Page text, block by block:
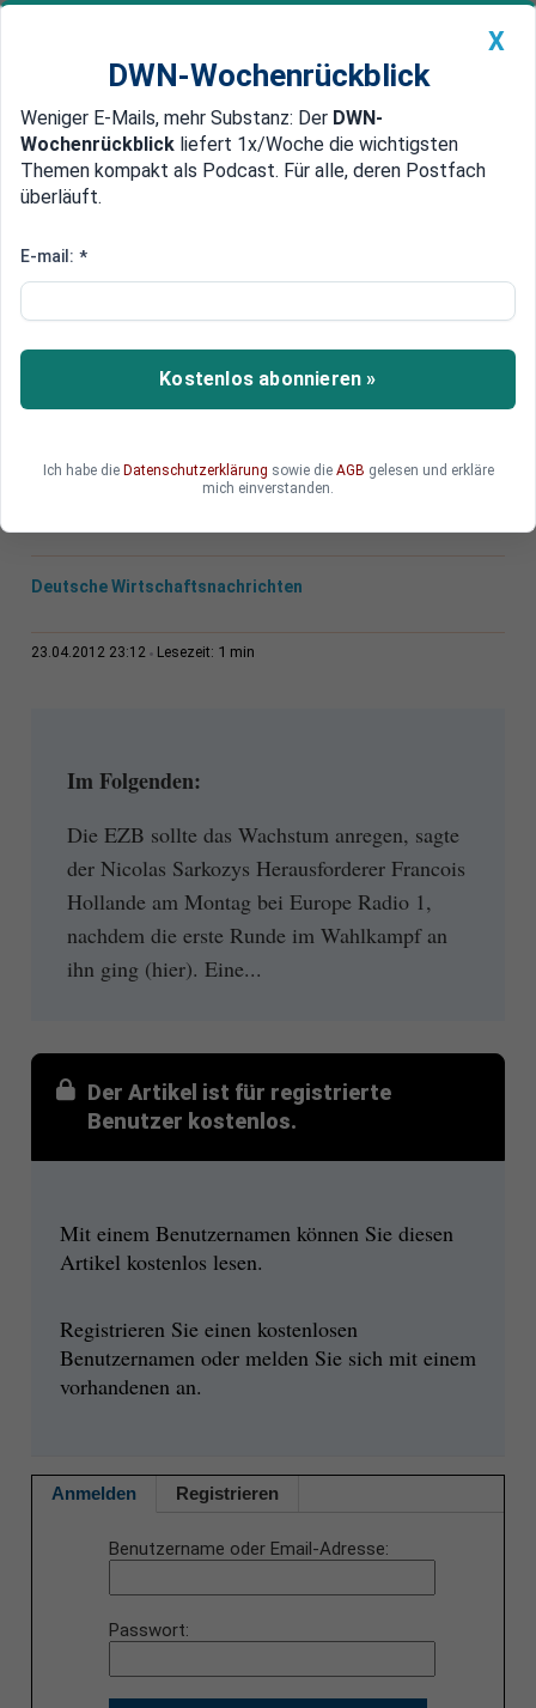
Newsticker MEIN DWN: Geldanlage Premium
Edelmetalle DWN-Magazin China
Geld für alle
Hollande: EZB soll Kredite direkt
an Staaten vergeben
Francois Hollande will eine radikale Erweiterung
die Deutschen das nicht gerne hören werden.
Deutsche Wirtschaftsnachrichten
23.04.2012 23:12 Lesezeit: 1 min
Im Folgenden:
Die EZB sollte das Wachstum anregen, sagte
der Nicolas Sarkozys Herausforderer Francois
Hollande am Montag bei Europe Radio 1,
nachdem die erste Runde im Wahlkampf an
ihn ging (hier). Eine...
Der Artikel ist für registrierte
Benutzer kostenlos.
Mit einem Benutzernamen können Sie diesen
Artikel kostenlos lesen.
Registrieren Sie einen kostenlosen
Benutzernamen oder melden Sie sich mit einem
vorhandenen an.
Anmelden Registrieren
Benutzername oder Email-Adresse
Passwort
X
DWN-Wochenrückblick
Weniger E-Mails, mehr Substanz: Der DWN-
Wochenrückblick liefert 1x/Woche die wichtigsten
Themen kompakt als Podcast. Für alle, deren Postfach
überläuft.
E-mail: *
Kostenlos abonnieren »
Ich habe die Datenschutzerklärung sowie die AGB gelesen und erkläre
mich einverstanden.